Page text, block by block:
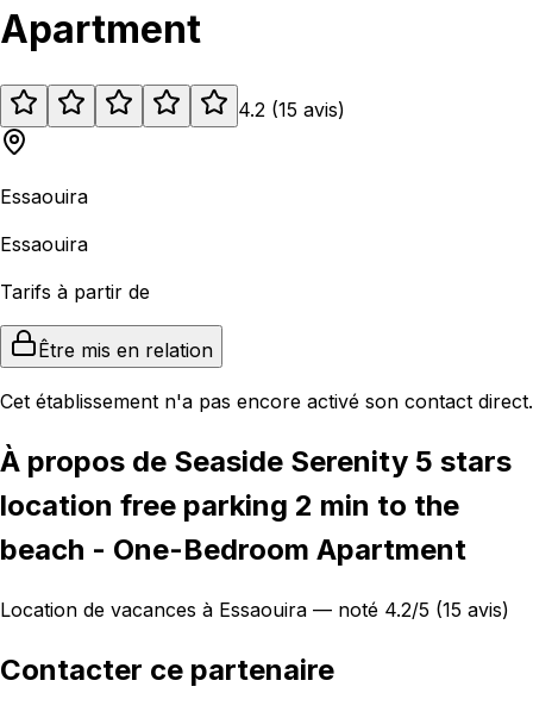
Apartment
4.2 (15 avis)
Essaouira
Essaouira
Tarifs à partir de
Être mis en relation
Cet établissement n'a pas encore activé son contact direct.
À propos de Seaside Serenity 5 stars
location free parking 2 min to the
beach - One-Bedroom Apartment
Location de vacances à Essaouira — noté 4.2/5 (15 avis)
Contacter ce partenaire